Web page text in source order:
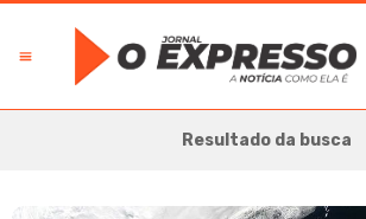
Resultado da busca